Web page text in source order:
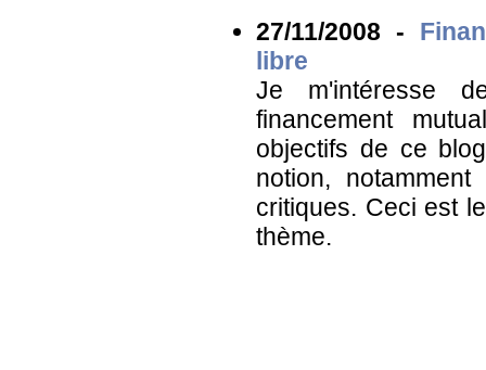
27/11/2008 -
libre
Je m'intéresse
financement
objectifs de ce
notion,
critiques. Ceci est
thème.